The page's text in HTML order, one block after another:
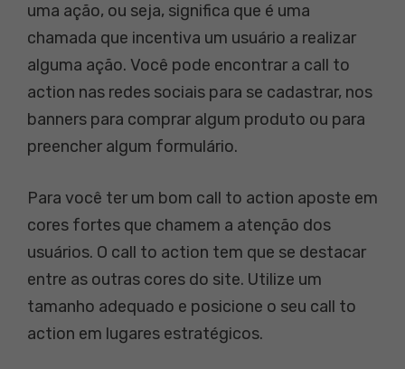
uma ação, ou seja, significa que é uma
chamada que incentiva um usuário a realizar
alguma ação. Você pode encontrar a call to
action nas redes sociais para se cadastrar, nos
banners para comprar algum produto ou para
preencher algum formulário.
Para você ter um bom call to action aposte em
cores fortes que chamem a atenção dos
usuários. O call to action tem que se destacar
entre as outras cores do site. Utilize um
tamanho adequado e posicione o seu call to
action em lugares estratégicos.